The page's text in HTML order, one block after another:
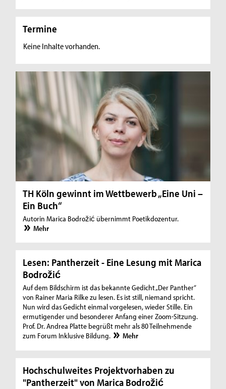
Termine
Keine Inhalte vorhanden.
TH Köln gewinnt im Wettbewerb „Eine Uni –
Ein Buch“
Autorin Marica Bodrožić übernimmt Poetikdozentur.
Mehr
Lesen: Pantherzeit - Eine Lesung mit Marica
Bodrožić
Auf dem Bildschirm ist das bekannte Gedicht „Der Panther“
von Rainer Maria Rilke zu lesen. Es ist still, niemand spricht.
Nun wird das Gedicht einmal vorgelesen, wieder Stille. Ein
ermutigender und besonderer Anfang einer Zoom-Sitzung.
Prof. Dr. Andrea Platte begrüßt mehr als 80 Teilnehmende
zum Forum Inklusive Bildung.
Mehr
Hochschulweites Projektvorhaben zu
"Pantherzeit" von Marica Bodrožić